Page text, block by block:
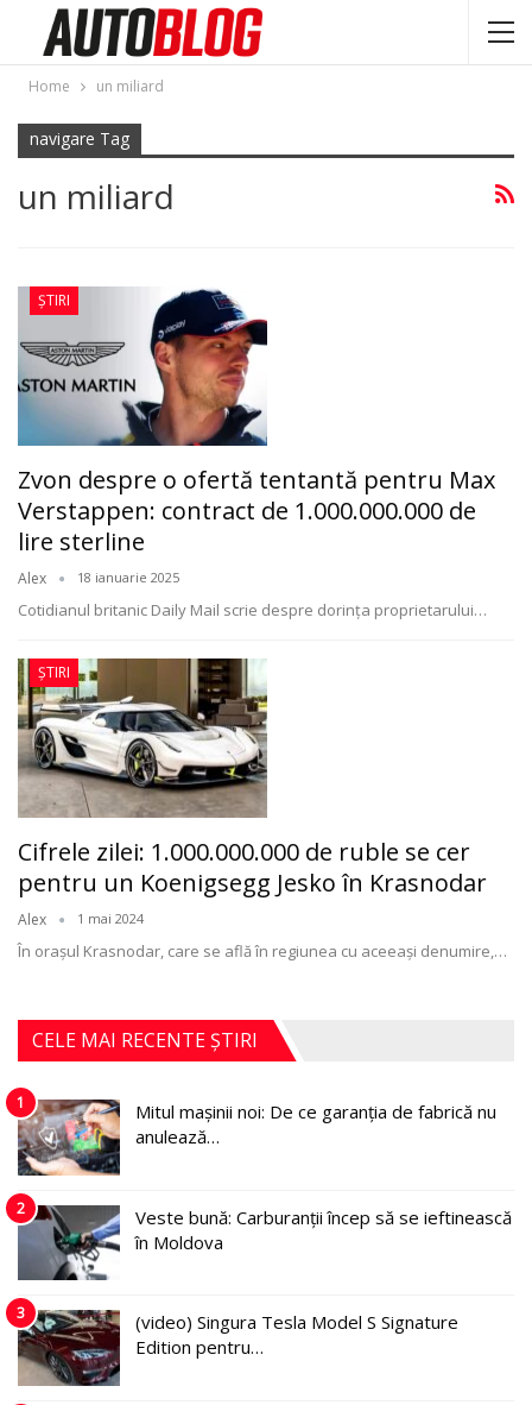
Home un miliard
navigare Tag
un miliard
ȘTIRI
Zvon despre o ofertă tentantă pentru Max
Verstappen: contract de 1.000.000.000 de
lire sterline
Alex 18 ianuarie 2025
Cotidianul britanic Daily Mail scrie despre dorința proprietarului…
ȘTIRI
Cifrele zilei: 1.000.000.000 de ruble se cer
pentru un Koenigsegg Jesko în Krasnodar
Alex 1 mai 2024
În orașul Krasnodar, care se află în regiunea cu aceeași denumire,…
CELE MAI RECENTE ȘTIRI
1
Mitul mașinii noi: De ce garanția de fabrică nu
anulează…
2
Veste bună: Carburanții încep să se ieftinească
în Moldova
3
(video) Singura Tesla Model S Signature
Edition pentru…